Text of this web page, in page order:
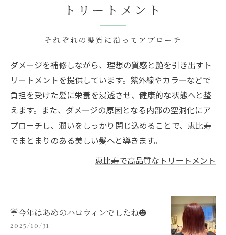
トリートメント
それぞれの髪質に沿ってアプローチ
ダメージを補修しながら、理想の質感と艶を引き出すト
リートメントを提供しています。紫外線やカラーなどで
負担を受けた髪に栄養を浸透させ、健康的な状態へと整
えます。また、ダメージの原因となる内部の空洞化にア
プローチし、潤いをしっかり閉じ込めることで、恵比寿
でまとまりのある美しい髪へと導きます。
恵比寿で高品質なトリートメント
☔️今年はあめのハロウィンでしたね🎃
2025/10/31